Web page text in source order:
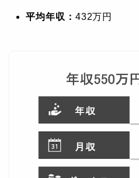
平均年収： 432万円